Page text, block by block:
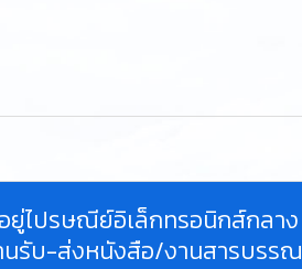
ยู่ไปรษณีย์อิเล็กทรอนิกส์กลาง
นรับ-ส่งหนังสือ/งานสารบรรณ